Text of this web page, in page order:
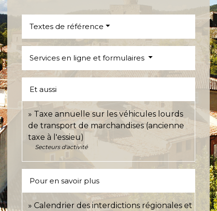
Textes de référence
Services en ligne et formulaires
Et aussi
Taxe annuelle sur les véhicules lourds
de transport de marchandises (ancienne
taxe à l'essieu)
Secteurs d'activité
Pour en savoir plus
Calendrier des interdictions régionales et